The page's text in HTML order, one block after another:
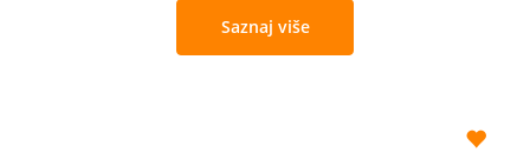
Saznaj više